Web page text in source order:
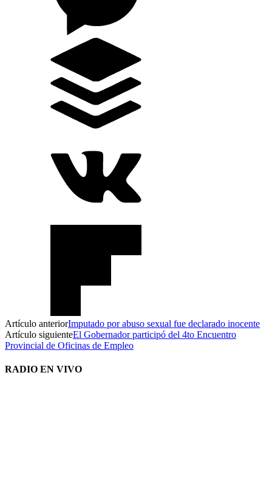
Artículo anteriorImputado por abuso sexual fue declarado inocente
Artículo siguienteEl Gobernador participó del 4to Encuentro
Provincial de Oficinas de Empleo
RADIO EN VIVO